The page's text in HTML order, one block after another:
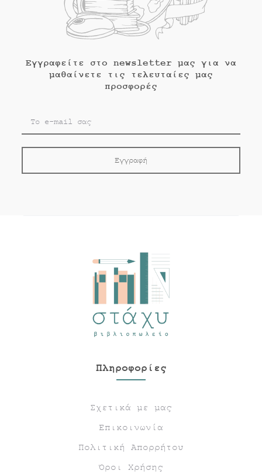
Εγγραφείτε στο newsletter μας για να
μαθαίνετε τις τελευταίες μας
προσφορές
Πληροφορίες
Σχετικά με μας
Επικοινωνία
Πολιτική Απορρήτου
Όροι Χρήσης